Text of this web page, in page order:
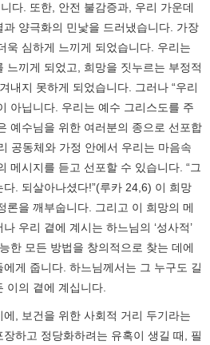
다. 또한, 안전 불감증과, 우리 가운데
양극화의 민낯을 드러냈습니다. 가장
욱 심하게 느끼게 되었습니다. 우리는
느끼게 되었고, 희망을 짓누르는 부정적
내지 못하게 되었습니다. 그러나 “우리
아닙니다. 우리는 예수 그리스도를 주
예수님을 위한 여러분의 종으로 선포합
공동체와 가정 안에서 우리는 마음속
메시지를 듣고 선포할 수 있습니다. “그
. 되살아나셨다!”(루카 24,6) 이 희망
론을 깨부숩니다. 그리고 이 희망의 메
우리 곁에 계시는 하느님의 ‘성사적’
한 모든 방법을 창의적으로 찾는 데에
게 줍니다. 하느님께서는 그 누구도 길
이의 곁에 계십니다.
, 보건을 위한 사회적 거리 두기라는
하고 정당화하려는 유혹이 생길 때, 필